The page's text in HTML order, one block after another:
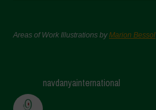
Areas of Work Illustrations byMarion Bessol
navdanyainternational